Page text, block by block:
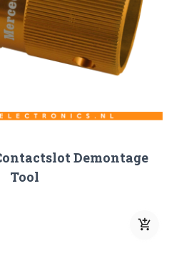
Demontage
Tool
add_shopping_cart